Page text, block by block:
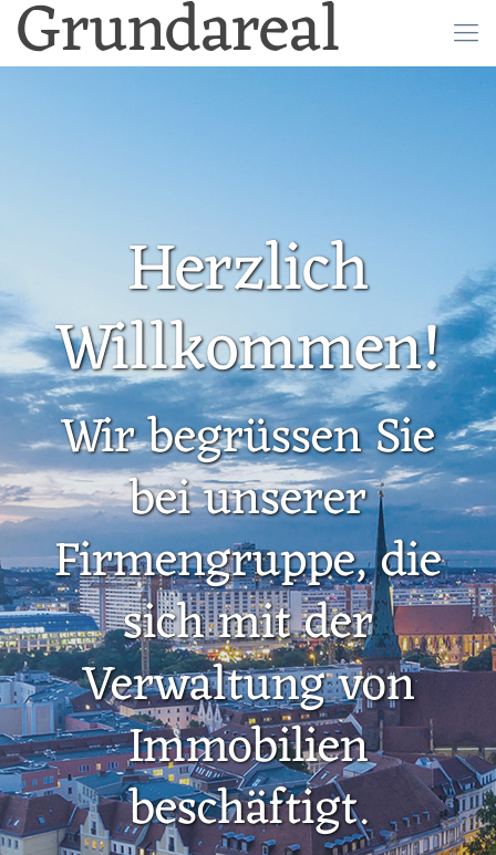
Grundareal
Herzlich
Willkommen!
Wir begrüssen Sie
bei unserer
Firmengruppe, die
sich mit der
Verwaltung von
Immobilien
beschäftigt.